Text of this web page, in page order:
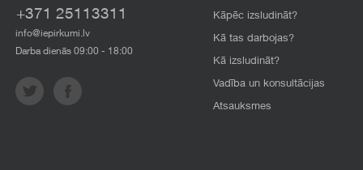
+371 25113311
info@iepirkumi.lv
Darba dienās 09:00 - 18:00
Kāpēc izsludināt?
Kā tas darbojas?
Kā izsludināt?
Vadība un konsultācijas
Atsauksmes